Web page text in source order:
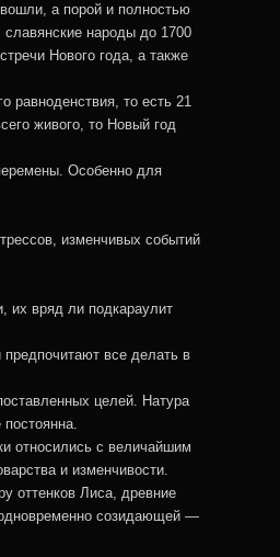
вошли, а порой и полностью
славянские народы до 1700
Нового года, а также
равноденствия, то есть 21
живого, то Новый год
Особенно для
изменчивых событий
их вряд ли подкараулит
все делать в
целей. Натура
относились с величайшим
и изменчивости.
оттенков Лиса, древние
созидающей —